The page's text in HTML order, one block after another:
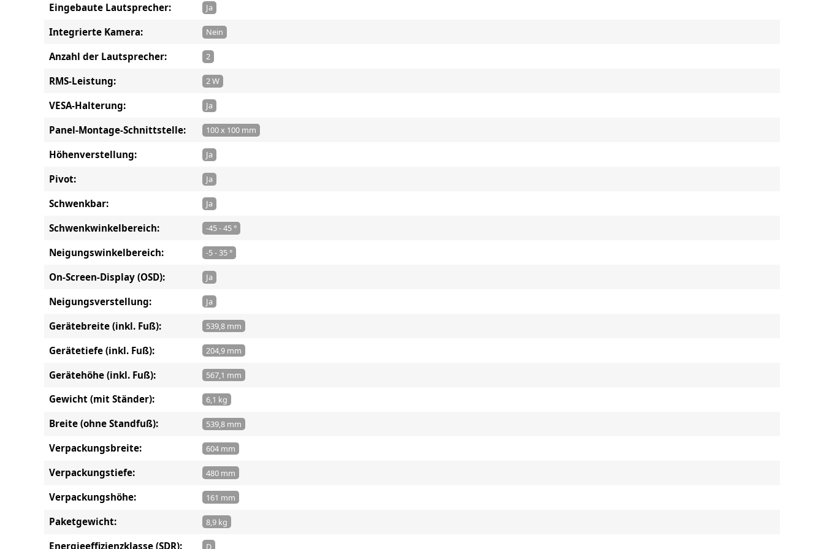
Eingebaute Lautsprecher: Ja
Integrierte Kamera: Nein
Anzahl der Lautsprecher: 2
RMS-Leistung: 2 W
VESA-Halterung: Ja
Panel-Montage-Schnittstelle: 100 x 100 mm
Höhenverstellung: Ja
Pivot: Ja
Schwenkbar: Ja
Schwenkwinkelbereich: -45 - 45 °
Neigungswinkelbereich: -5 - 35 °
On-Screen-Display (OSD): Ja
Neigungsverstellung: Ja
Gerätebreite (inkl. Fuß): 539,8 mm
Gerätetiefe (inkl. Fuß): 204,9 mm
Gerätehöhe (inkl. Fuß): 567,1 mm
Gewicht (mit Ständer): 6,1 kg
Breite (ohne Standfuß): 539,8 mm
Verpackungsbreite: 604 mm
Verpackungstiefe: 480 mm
Verpackungshöhe: 161 mm
Paketgewicht: 8,9 kg
Energieeffizienzklasse (SDR): D